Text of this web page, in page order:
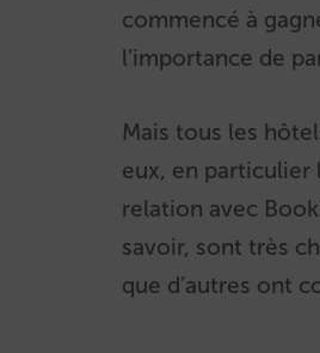
commencé à
l’importance de
Mais tous les
eux, en particulier
relation avec
savoir, sont très
que d’autres ont